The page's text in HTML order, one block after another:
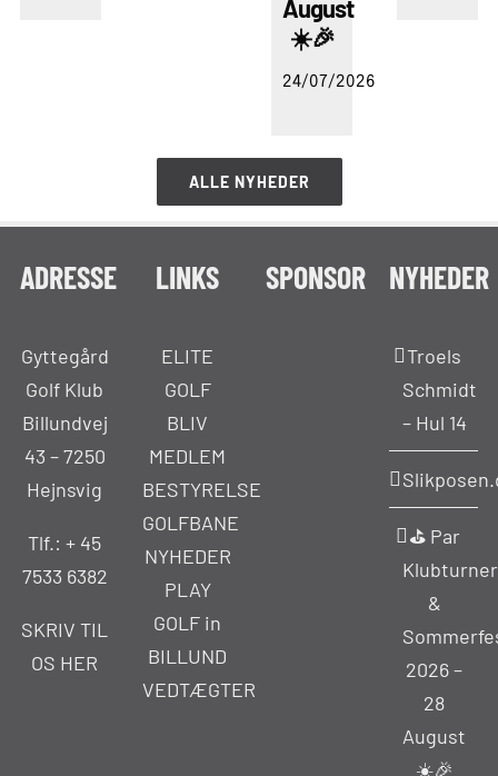
August
☀️🎉
24/07/2026
ALLE NYHEDER
ADRESSE
Gyttegård
Golf Klub
Billundvej
43 – 7250
Hejnsvig
Tlf.: + 45
7533 6382
SKRIV TIL
OS HER
LINKS
ELITE
GOLF
BLIV
MEDLEM
BESTYRELSE
GOLFBANE
NYHEDER
PLAY
GOLF in
BILLUND
VEDTÆGTER
SPONSOR NYHEDER
Troels
Schmidt
– Hul 14
⛳ Par
&
2026 –
28
August
☀️🎉